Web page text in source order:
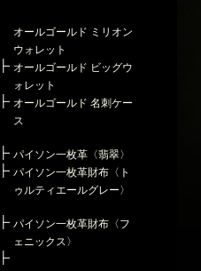
オールゴールド ミリオン
ウォレット
オールゴールド ビッグウ
ォレット
オールゴールド 名刺ケー
ス
パイソン一枚革〈翡翠〉
パイソン一枚革財布〈ト
ゥルティエールグレー〉
パイソン一枚革財布〈フ
ェニックス〉